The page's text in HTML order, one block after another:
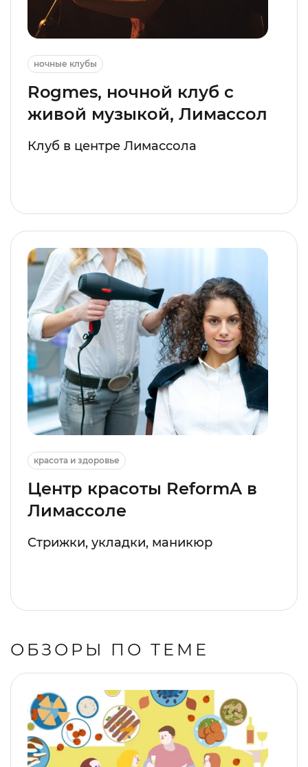
ночные клубы
Rogmes, ночной клуб с
живой музыкой, Лимассол
Клуб в центре Лимассола
красота и здоровье
Центр красоты ReformA в
Лимассоле
Стрижки, укладки, маникюр
ОБЗОРЫ ПО ТЕМЕ